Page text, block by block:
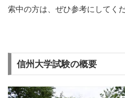
索中の方は、ぜひ参考にしてくだ
信州大学試験の概要